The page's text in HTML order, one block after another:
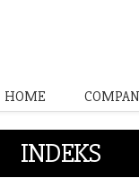
HOME
INDEKS